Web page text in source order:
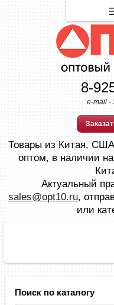
8-
e-mail -
Товары из Китая,
оптом, в наличии
Актуальный
sales@opt10.ru,
или
Поиск по каталогу